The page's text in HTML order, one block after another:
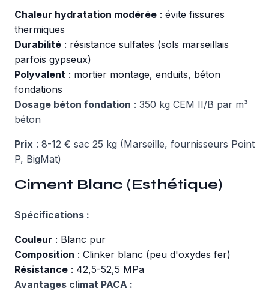
Chaleur hydratation modérée : évite fissures
thermiques
Durabilité : résistance sulfates (sols marseillais
parfois gypseux)
Polyvalent : mortier montage, enduits, béton
fondations
Dosage béton fondation : 350 kg CEM II/B par m³
béton
Prix : 8-12 € sac 25 kg (Marseille, fournisseurs Point
P, BigMat)
Ciment Blanc (Esthétique)
Spécifications :
Couleur : Blanc pur
Composition : Clinker blanc (peu d'oxydes fer)
Résistance : 42,5-52,5 MPa
Avantages climat PACA :